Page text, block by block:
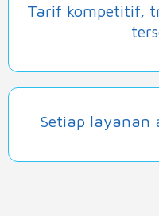
Tarif kompetitif,
Setiap layanan